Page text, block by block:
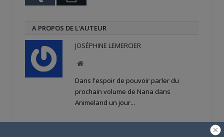
A PROPOS DE L'AUTEUR
JOSÉPHINE LEMERCIER
Site
Dans l'espoir de pouvoir parler du
prochain volume de Nana dans
Animeland un jour...